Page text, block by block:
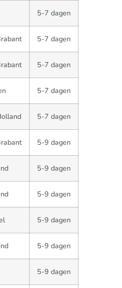
5-7 dagen
5-7 dagen
5-7 dagen
5-7 dagen
5-7 dagen
5-9 dagen
5-9 dagen
5-9 dagen
5-9 dagen
5-9 dagen
5-9 dagen